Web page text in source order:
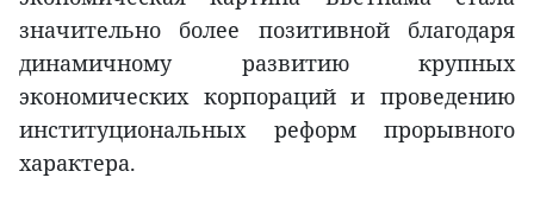
значительно более позитивной благодаря
динамичному развитию крупных
экономических корпораций и проведению
институциональных реформ прорывного
характера.